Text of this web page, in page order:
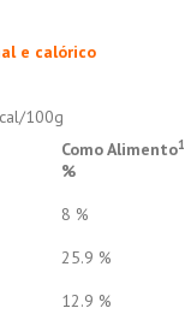
e calórico
100g
Como Alimento1
%
8 %
25.9 %
12.9 %